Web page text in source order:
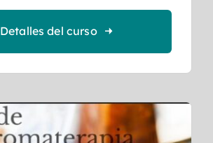
Detalles del curso